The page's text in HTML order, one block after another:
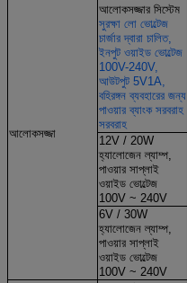
আলোকসজ্জা
আলোকসজ্জার সিস্টেম
সুরক্ষা লো ভোল্টেজ
চার্জার দ্বারা চালিত,
ইনপুট ওয়াইড ভোল্টেজ
100V-240V,
আউটপুট 5V1A,
বহিরঙ্গন ব্যবহারের জন্য
পাওয়ার ব্যাংক সরবরাহ
সরবরাহ
12V / 20W
হ্যালোজেন ল্যাম্প,
পাওয়ার সাপ্লাই
ওয়াইড ভোল্টেজ
100V ~ 240V
6V / 30W
হ্যালোজেন ল্যাম্প,
পাওয়ার সাপ্লাই
ওয়াইড ভোল্টেজ
100V ~ 240V